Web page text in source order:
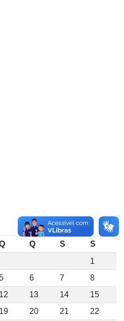
Q S
S
1
6 7
8
12 13 14
15
19 20 21
22